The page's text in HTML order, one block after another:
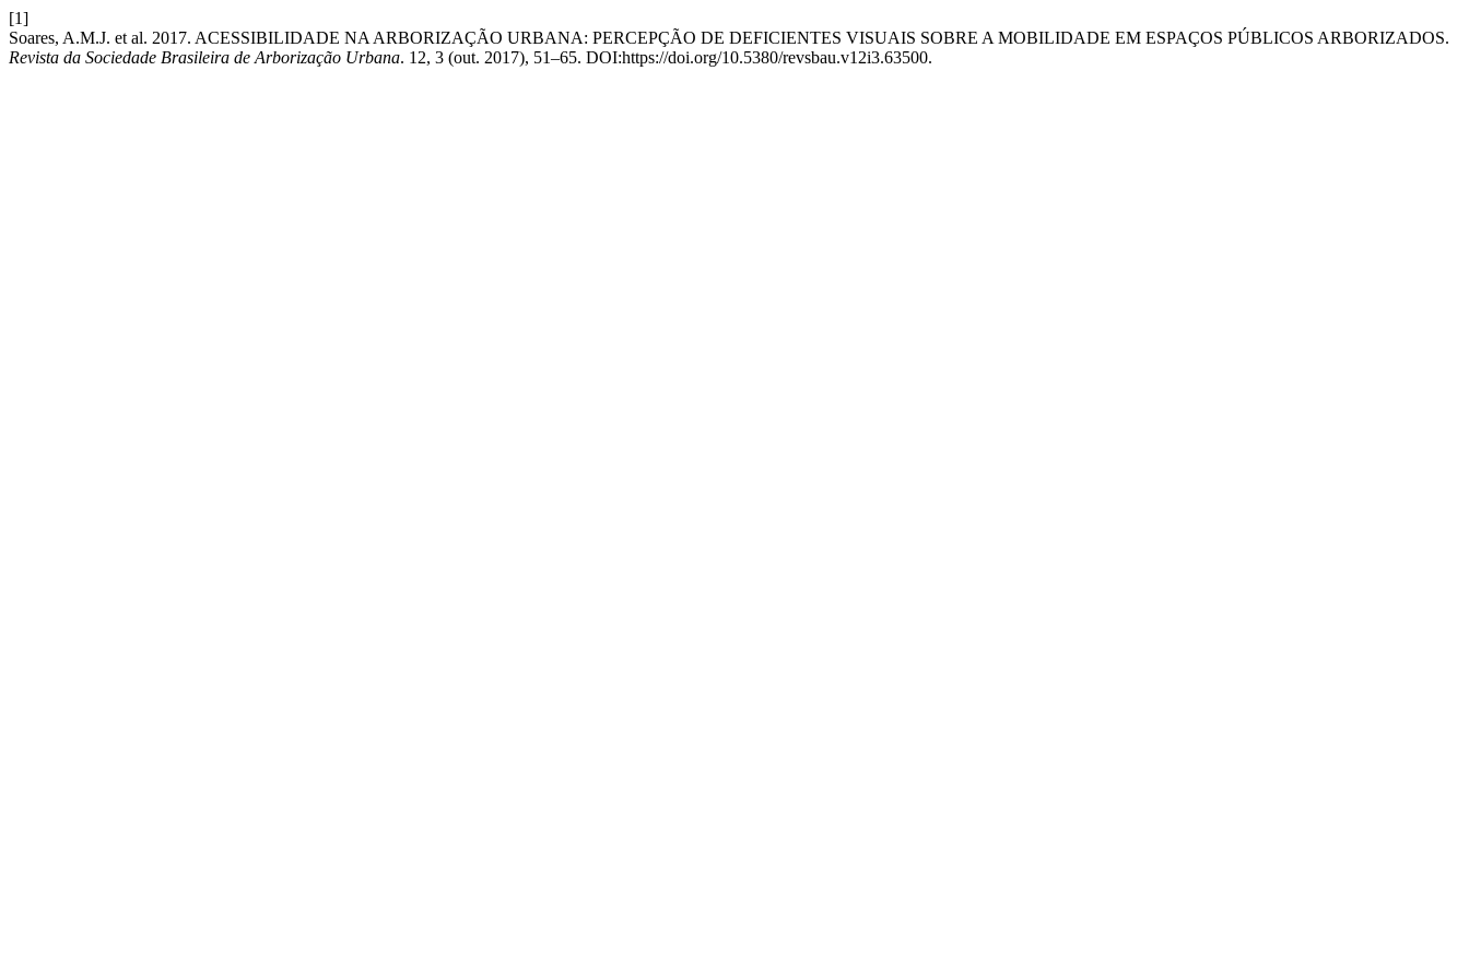
[1]
Soares, A.M.J. et al. 2017. ACESSIBILIDADE NA ARBORIZAÇÃO URBANA: PERCEPÇÃO DE DEFICIENTES VISUAIS SOBRE A MOBILIDADE EM ESPAÇOS PÚBLICOS ARBORIZADOS.
Revista da Sociedade Brasileira de Arborização Urbana. 12, 3 (out. 2017), 51–65. DOI:https://doi.org/10.5380/revsbau.v12i3.63500.